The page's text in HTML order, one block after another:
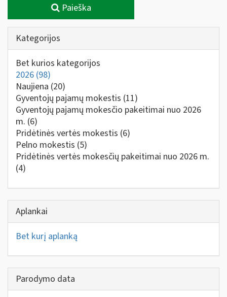
Paieška
Kategorijos
Bet kurios kategorijos
2026 (98)
Naujiena (20)
Gyventojų pajamų mokestis (11)
Gyventojų pajamų mokesčio pakeitimai nuo 2026
m. (6)
Pridėtinės vertės mokestis (6)
Pelno mokestis (5)
Pridėtinės vertės mokesčių pakeitimai nuo 2026 m.
(4)
Aplankai
Bet kurį aplanką
Parodymo data